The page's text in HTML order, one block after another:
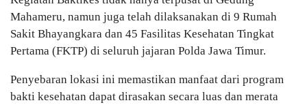
Mahameru, namun juga telah dilaksanakan di 9 Rumah
Sakit Bhayangkara dan 45 Fasilitas Kesehatan Tingkat
Pertama (FKTP) di seluruh jajaran Polda Jawa Timur.
Penyebaran lokasi ini memastikan manfaat dari program
bakti kesehatan dapat dirasakan secara luas dan merata